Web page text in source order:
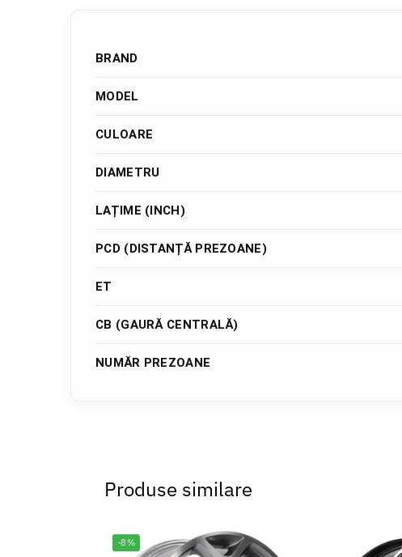
BRAND
MODEL
CULOARE
DIAMETRU
LAȚIME (INCH)
PCD (DISTANȚĂ PREZOANE)
ET
CB (GAURĂ CENTRALĂ)
NUMĂR PREZOANE
Produse similare
-8%